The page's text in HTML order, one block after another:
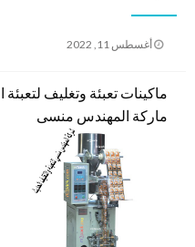
نُشر
أغسطس 11, 2022
ماركة المهندس منسى